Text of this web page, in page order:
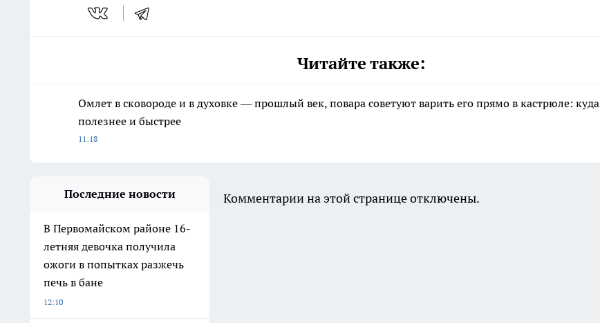
Читайте также:
Омлет в сковороде и в духовке — прошлый век, повара советуют варить его прямо в кастрюле: куда
полезнее и быстрее
11:18
Последние новости
В Первомайском районе 16-
летняя девочка получила
ожоги в попытках разжечь
печь в бане
12:10
Комментарии на этой странице отключены.